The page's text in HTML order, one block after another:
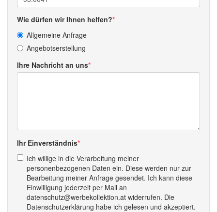
Wie dürfen wir Ihnen helfen?
Allgemeine Anfrage
Angebotserstellung
Ihre Nachricht an uns
Ihr Einverständnis
Ich willige in die Verarbeitung meiner
personenbezogenen Daten ein. Diese werden nur zur
Bearbeitung meiner Anfrage gesendet. Ich kann diese
Einwilligung jederzeit per Mail an
datenschutz@werbekollektion.at widerrufen. Die
Datenschutzerklärung habe ich gelesen und akzeptiert.